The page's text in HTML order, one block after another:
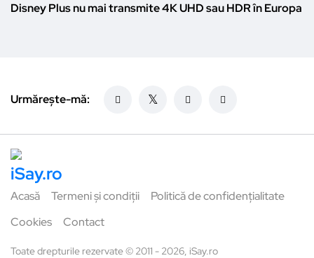
Disney Plus nu mai transmite 4K UHD sau HDR în Europa
Urmărește-mă:
Acasă Termeni și condiții
Politică de confidențialitate
Cookies
Contact
Toate drepturile rezervate © 2011 - 2026, iSay.ro